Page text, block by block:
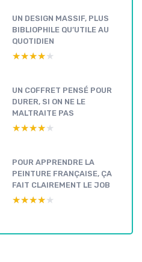
UN DESIGN MASSIF, PLUS
BIBLIOPHILE QU’UTILE AU
QUOTIDIEN
★★★★★
★★★★★
UN COFFRET PENSÉ POUR
DURER, SI ON NE LE
MALTRAITE PAS
★★★★★
★★★★★
POUR APPRENDRE LA
PEINTURE FRANÇAISE, ÇA
FAIT CLAIREMENT LE JOB
★★★★★
★★★★★